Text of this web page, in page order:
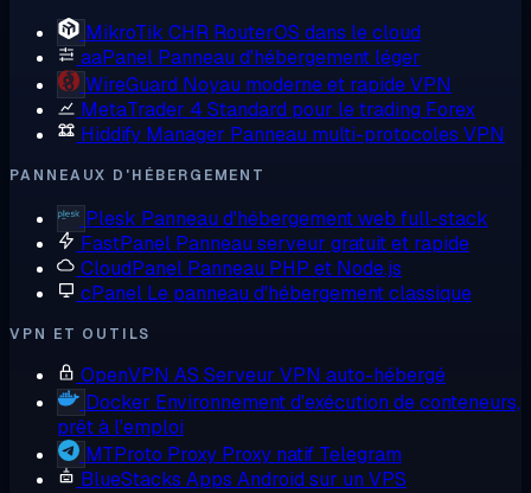
MikroTik CHR RouterOS dans le cloud
aaPanel Panneau d'hébergement léger
WireGuard Noyau moderne et rapide VPN
MetaTrader 4 Standard pour le trading Forex
Hiddify Manager Panneau multi-protocoles VPN
PANNEAUX D'HÉBERGEMENT
Plesk Panneau d'hébergement web full-stack
FastPanel Panneau serveur gratuit et rapide
CloudPanel Panneau PHP et Node.js
cPanel Le panneau d'hébergement classique
VPN ET OUTILS
OpenVPN AS Serveur VPN auto-hébergé
Docker Environnement d'exécution de conteneurs,
prêt à l'emploi
MTProto Proxy Proxy natif Telegram
BlueStacks Apps Android sur un VPS